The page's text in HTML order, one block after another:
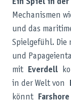
Ein Spiel in
Mechanismen
und das
Spielgefühl. Die
und
mit
Everdell
in der Welt von
könnt
Farshore